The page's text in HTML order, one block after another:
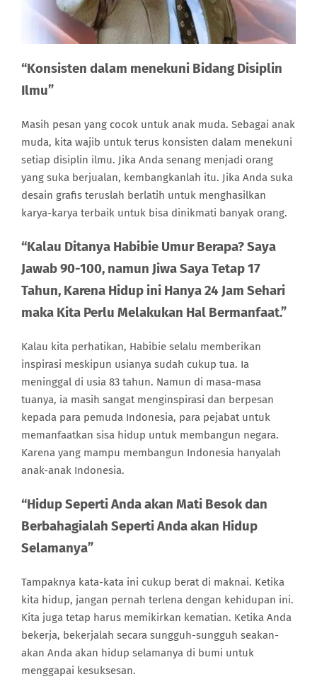
“Konsisten dalam menekuni Bidang Disiplin
Ilmu”
Masih pesan yang cocok untuk anak muda. Sebagai anak
muda, kita wajib untuk terus konsisten dalam menekuni
setiap disiplin ilmu. Jika Anda senang menjadi orang
yang suka berjualan, kembangkanlah itu. Jika Anda suka
desain grafis teruslah berlatih untuk menghasilkan
karya-karya terbaik untuk bisa dinikmati banyak orang.
“Kalau Ditanya Habibie Umur Berapa? Saya
Jawab 90-100, namun Jiwa Saya Tetap 17
Tahun, Karena Hidup ini Hanya 24 Jam Sehari
maka Kita Perlu Melakukan Hal Bermanfaat.”
Kalau kita perhatikan, Habibie selalu memberikan
inspirasi meskipun usianya sudah cukup tua. Ia
meninggal di usia 83 tahun. Namun di masa-masa
tuanya, ia masih sangat menginspirasi dan berpesan
kepada para pemuda Indonesia, para pejabat untuk
memanfaatkan sisa hidup untuk membangun negara.
Karena yang mampu membangun Indonesia hanyalah
anak-anak Indonesia.
“Hidup Seperti Anda akan Mati Besok dan
Berbahagialah Seperti Anda akan Hidup
Selamanya”
Tampaknya kata-kata ini cukup berat di maknai. Ketika
kita hidup, jangan pernah terlena dengan kehidupan ini.
Kita juga tetap harus memikirkan kematian. Ketika Anda
bekerja, bekerjalah secara sungguh-sungguh seakan-
akan Anda akan hidup selamanya di bumi untuk
menggapai kesuksesan.